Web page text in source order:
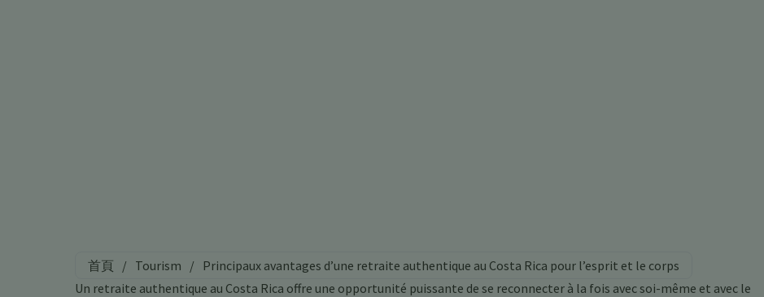
首頁 / Tourism / Principaux avantages d’une retraite authentique au Costa Rica pour l’esprit et le corps
Un retraite authentique au Costa Rica offre une opportunité puissante de se reconnecter à la fois avec soi-même et avec le